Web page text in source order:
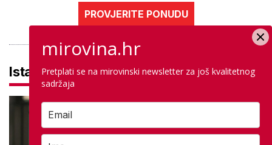
PROVJERITE PONUDU
Istaknuto
mirovina.hr
Pretplati se na mirovinski newsletter za još kvalitetnog
sadržaja